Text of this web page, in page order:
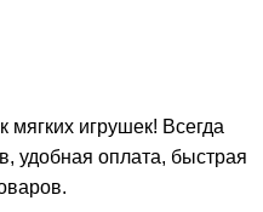
игрушек! Всегда
удобная оплата, быстрая